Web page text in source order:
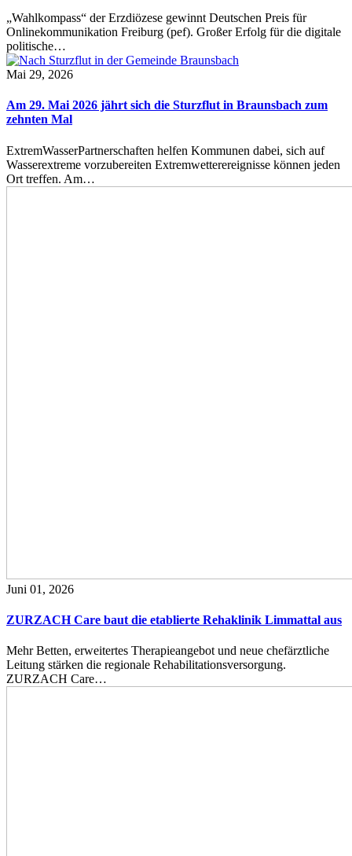
„Wahlkompass“ der Erzdiözese gewinnt Deutschen Preis für
Onlinekommunikation Freiburg (pef). Großer Erfolg für die digitale
politische…
Mai 29, 2026
Am 29. Mai 2026 jährt sich die Sturzflut in Braunsbach zum
zehnten Mal
ExtremWasserPartnerschaften helfen Kommunen dabei, sich auf
Wasserextreme vorzubereiten Extremwetterereignisse können jeden
Ort treffen. Am…
Juni 01, 2026
ZURZACH Care baut die etablierte Rehaklinik Limmattal aus
Mehr Betten, erweitertes Therapieangebot und neue chefärztliche
Leitung stärken die regionale Rehabilitationsversorgung.
ZURZACH Care…